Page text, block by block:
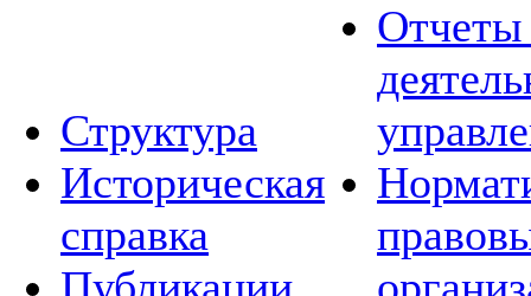
Структура
Историческая
справка
Отчеты